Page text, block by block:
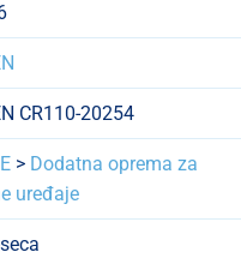
CR110-20254
> Dodatna oprema za
uređaje